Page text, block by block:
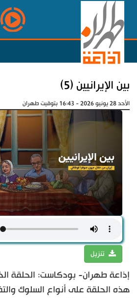
بين الإيرانيين (5)
الأحد 28 يونيو 2026 - 16:43 بتوقيت طهران
تنزيل
إذاعة طهران- بودكاست: الحلقة
هذه الحلقة على أنواع السلوك